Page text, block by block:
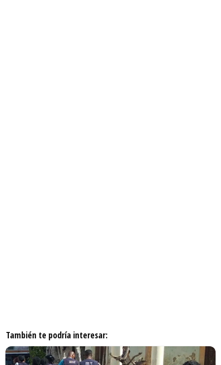
También te podría interesar: